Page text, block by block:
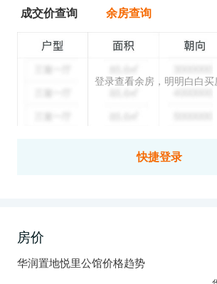
成交价查询 余房查询
登录查看余房，明明白白买
快捷登录
房价